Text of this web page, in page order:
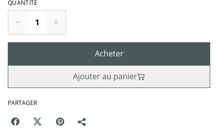
QUANTITÉ
Acheter
Ajouter au panier
PARTAGER